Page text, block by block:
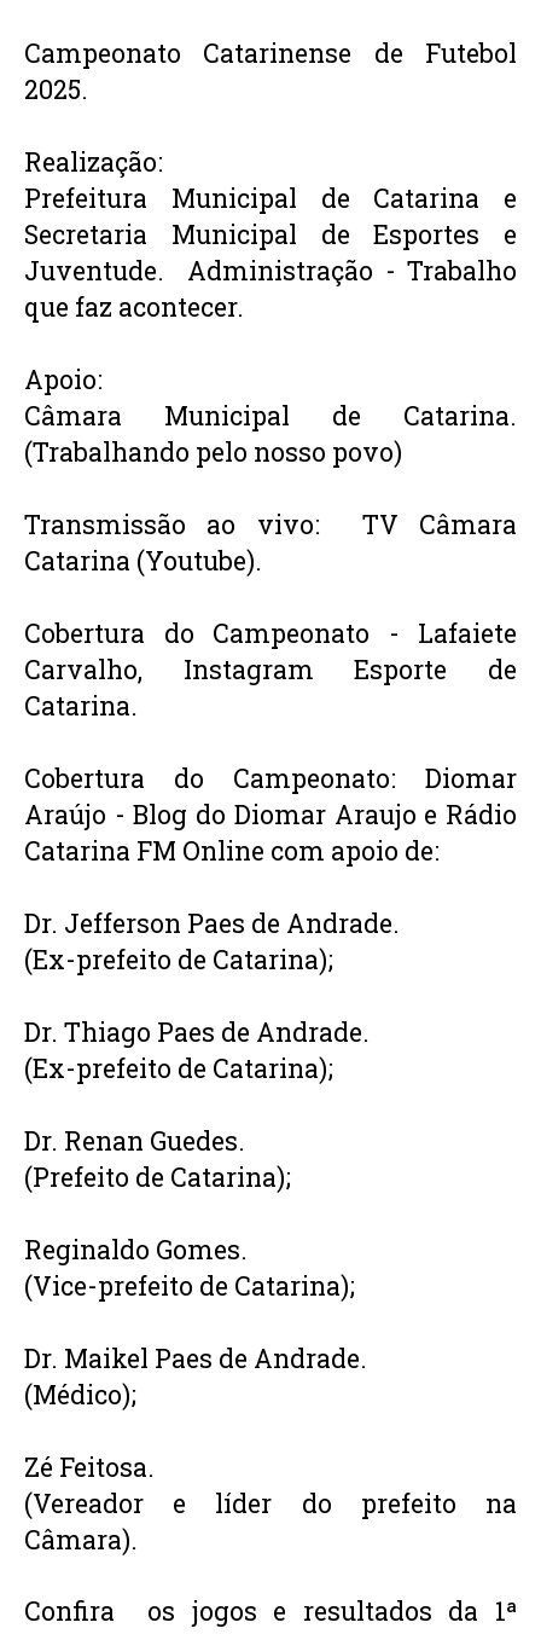
Campeonato Catarinense de Futebol
2025.
Realização:
Prefeitura Municipal de Catarina e
Secretaria Municipal de Esportes e
Juventude.  Administração - Trabalho
que faz acontecer.
Apoio:
Câmara Municipal de Catarina.
(Trabalhando pelo nosso povo)
Transmissão ao vivo:  TV Câmara
Catarina (Youtube).
Cobertura do Campeonato - Lafaiete
Carvalho, Instagram Esporte de
Catarina.
Cobertura do Campeonato: Diomar
Araújo - Blog do Diomar Araujo e Rádio
Catarina FM Online com apoio de:
Dr. Jefferson Paes de Andrade.
(Ex-prefeito de Catarina);
Dr. Thiago Paes de Andrade.
(Ex-prefeito de Catarina);
Dr. Renan Guedes.
(Prefeito de Catarina);
Reginaldo Gomes.
(Vice-prefeito de Catarina);
Dr. Maikel Paes de Andrade.
(Médico);
Zé Feitosa.
(Vereador e líder do prefeito na
Câmara).
Confira  os jogos e resultados da 1ª